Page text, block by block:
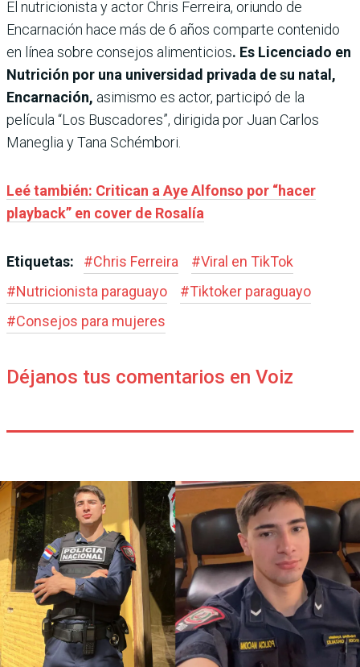
El nutricionista y actor Chris Ferreira, oriundo de
Encarnación hace más de 6 años comparte contenido
en línea sobre consejos alimenticios. Es Licenciado en
Nutrición por una universidad privada de su natal,
Encarnación, asimismo es actor, participó de la
película “Los Buscadores”, dirigida por Juan Carlos
Maneglia y Tana Schémbori.
Leé también: Critican a Aye Alfonso por “hacer
playback” en cover de Rosalía
Etiquetas: #Chris Ferreira #Viral en TikTok
#Nutricionista paraguayo #Tiktoker paraguayo
#Consejos para mujeres
Déjanos tus comentarios en Voiz